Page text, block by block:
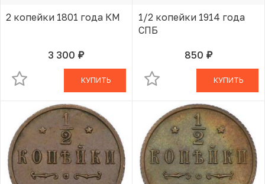
2 копейки 1801 года КМ
3 300 руб.
В КОРЗИНЕ
КУПИТЬ
1/2 копейки 1914 года
СПБ
850 руб.В КОРЗИНЕ
КУПИТЬ